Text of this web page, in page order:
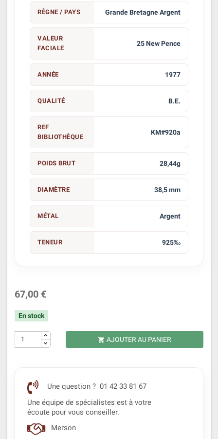
RÈGNE / PAYS Grande Bretagne Argent
VALEUR
FACIALE
25 New Pence
ANNÉE 1977
QUALITÉ B.E.
REF
BIBLIOTHÈQUE
KM#920a
POIDS BRUT 28,44g
DIAMÈTRE 38,5 mm
MÉTAL Argent
TENEUR 925‰
67,00 €
En stock
 AJOUTER AU PANIER
Une question ? 01 42 33 81 67
Une équipe de spécialistes est à votre
écoute pour vous conseiller.
Merson